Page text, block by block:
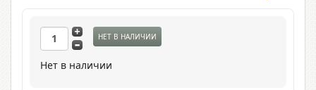
НЕТ В НАЛИЧИИ
Нет в наличии